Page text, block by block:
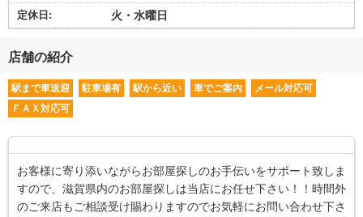
定休日: 火・水曜日
店舗の紹介
駅まで車送迎 駐車場有 駅から近い 車でご案内
メール対応可
ＦＡＸ対応可
お客様に寄り添いながらお部屋探しのお手伝いをサポート致しま
すので、滋賀県内のお部屋探しは当店にお任せ下さい！！時間外
のご来店もご相談受け賜わりますのでお気軽にお問い合わせ下さ